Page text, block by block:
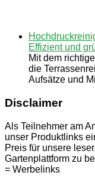
Effizient und
Mit dem
die
Aufsätze und
Disclaimer
Als Teilnehmer am
unser Produktlinks
Preis für unsere
Gartenplattform zu
= Werbelinks